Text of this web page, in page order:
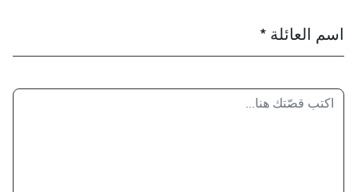
اسم العائلة *